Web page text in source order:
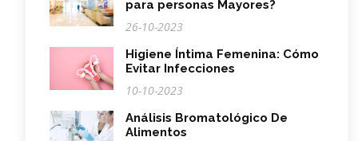
para personas Mayores?
26-10-2023
Higiene Íntima Femenina: Cómo
Evitar Infecciones
10-10-2023
Análisis Bromatológico De
Alimentos